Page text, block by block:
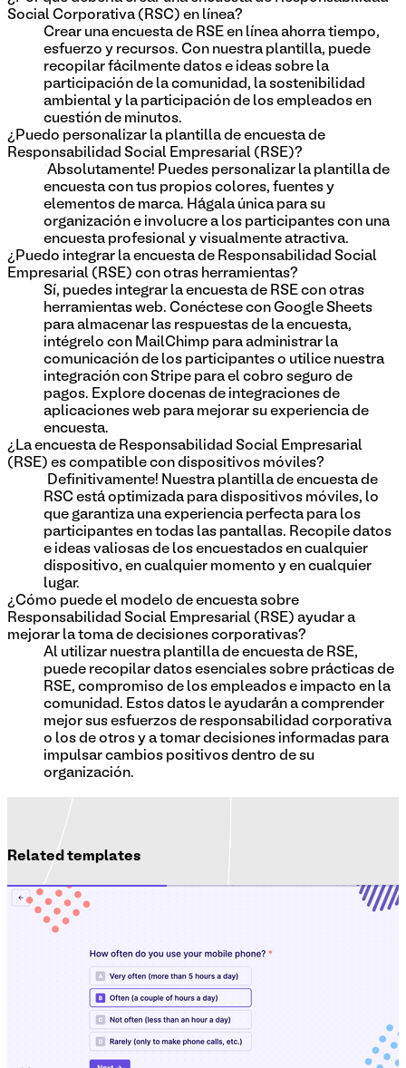
Social Corporativa (RSC) en línea?
Crear una encuesta de RSE en línea ahorra tiempo,
esfuerzo y recursos. Con nuestra plantilla, puede
recopilar fácilmente datos e ideas sobre la
participación de la comunidad, la sostenibilidad
ambiental y la participación de los empleados en
cuestión de minutos.
¿Puedo personalizar la plantilla de encuesta de
Responsabilidad Social Empresarial (RSE)?
¡Absolutamente! Puedes personalizar la plantilla de
encuesta con tus propios colores, fuentes y
elementos de marca. Hágala única para su
organización e involucre a los participantes con una
encuesta profesional y visualmente atractiva.
¿Puedo integrar la encuesta de Responsabilidad Social
Empresarial (RSE) con otras herramientas?
Sí, puedes integrar la encuesta de RSE con otras
herramientas web. Conéctese con Google Sheets
para almacenar las respuestas de la encuesta,
intégrelo con MailChimp para administrar la
comunicación de los participantes o utilice nuestra
integración con Stripe para el cobro seguro de
pagos. Explore docenas de integraciones de
aplicaciones web para mejorar su experiencia de
encuesta.
¿La encuesta de Responsabilidad Social Empresarial
(RSE) es compatible con dispositivos móviles?
¡Definitivamente! Nuestra plantilla de encuesta de
RSC está optimizada para dispositivos móviles, lo
que garantiza una experiencia perfecta para los
participantes en todas las pantallas. Recopile datos
e ideas valiosas de los encuestados en cualquier
dispositivo, en cualquier momento y en cualquier
lugar.
¿Cómo puede el modelo de encuesta sobre
Responsabilidad Social Empresarial (RSE) ayudar a
mejorar la toma de decisiones corporativas?
Al utilizar nuestra plantilla de encuesta de RSE,
puede recopilar datos esenciales sobre prácticas de
RSE, compromiso de los empleados e impacto en la
comunidad. Estos datos le ayudarán a comprender
mejor sus esfuerzos de responsabilidad corporativa
o los de otros y a tomar decisiones informadas para
impulsar cambios positivos dentro de su
organización.
Related templates